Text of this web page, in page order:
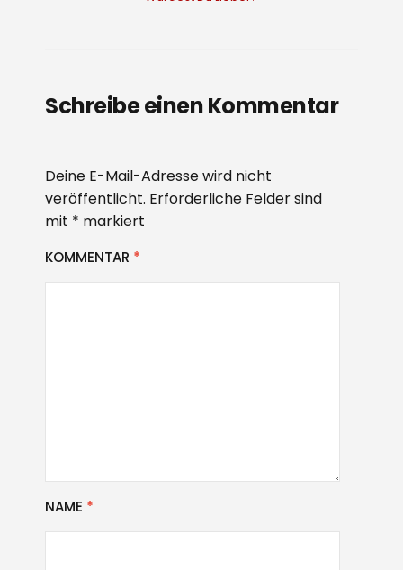
Schreibe einen Kommentar
Deine E-Mail-Adresse wird nicht
veröffentlicht. Erforderliche Felder sind
mit * markiert
KOMMENTAR *
NAME *